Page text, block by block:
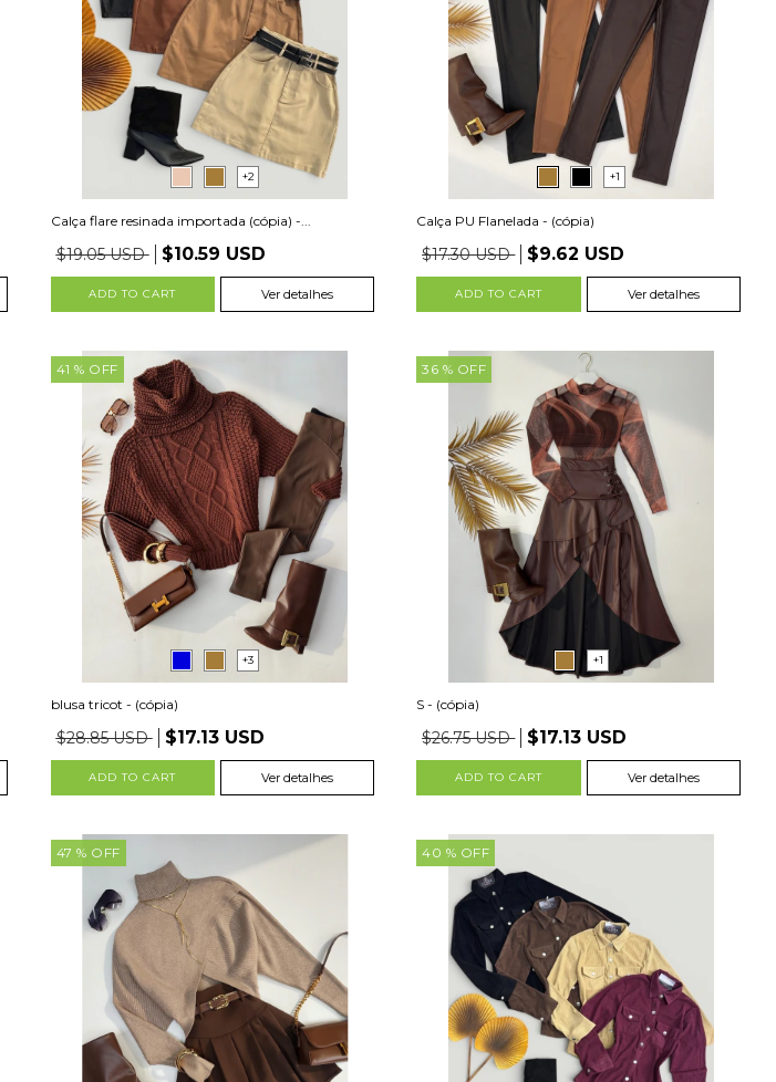
+2
Calça flare resinada importada (cópia) -...
$19.05 USD $10.59 USD
ADD TO CART Ver detalhes
+1
Calça PU Flanelada - (cópia)
$17.30 USD $9.62 USD
ADD TO CART Ver detalhes
41 % OFF
+3
blusa tricot - (cópia)
$28.85 USD $17.13 USD
ADD TO CART Ver detalhes
36 % OFF
+1
S - (cópia)
$26.75 USD $17.13 USD
ADD TO CART Ver detalhes
47 % OFF 40 % OFF